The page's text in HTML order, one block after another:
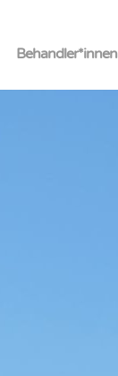
Behandler*innen